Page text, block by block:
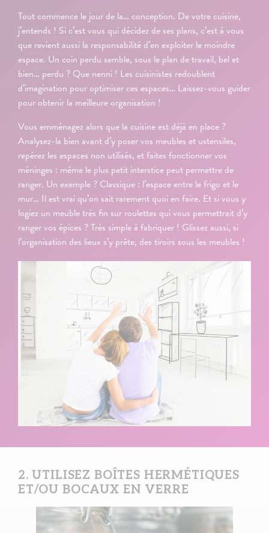
Tout commence le jour de la… conception. De votre cuisine,
j’entends ! Si c’est vous qui décidez de ses plans, c’est à vous
que revient aussi la responsabilité d’en exploiter le moindre
espace. Un coin perdu semble, sous le plan de travail, bel et
bien… perdu ? Que nenni ! Les cuisinistes redoublent
d’imagination pour optimiser ces espaces… Laissez-vous guider
pour obtenir la meilleure organisation !
Vous emménagez alors que la cuisine est déjà en place ?
Analysez-la bien avant d’y poser vos meubles et ustensiles,
repérez les espaces non utilisés, et faites fonctionner vos
méninges : même le plus petit interstice peut permettre de
ranger. Un exemple ? Classique : l’espace entre le frigo et le
mur… Il est vrai qu’on sait rarement quoi en faire. Et si vous y
logiez un meuble très fin sur roulettes qui vous permettrait d’y
ranger vos épices ? Très simple à fabriquer ! Glissez aussi, si
l’organisation des lieux s’y prête, des tiroirs sous les meubles !
2. UTILISEZ BOÎTES HERMÉTIQUES
ET/OU BOCAUX EN VERRE